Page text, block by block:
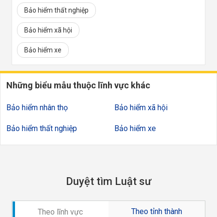
Bảo hiểm thất nghiệp
Bảo hiểm xã hội
Bảo hiểm xe
Những biểu mẫu thuộc lĩnh vực khác
Bảo hiểm nhân thọ
Bảo hiểm thất nghiệp
Bảo hiểm xã hội
Bảo hiểm xe
Duyệt tìm Luật sư
Theo lĩnh vực Theo tỉnh thành